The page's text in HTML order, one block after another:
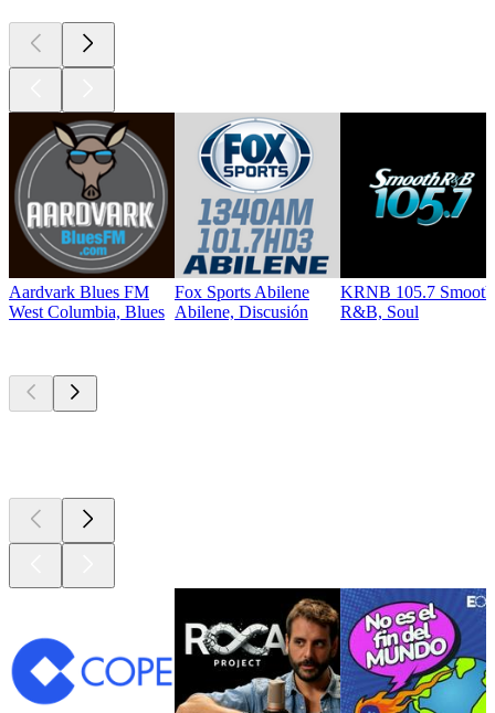
Aardvark Blues FM
West Columbia, Blues
Fox Sports Abilene
Abilene, Discusión
KRNB 105.7 Smooth
R&B, Soul